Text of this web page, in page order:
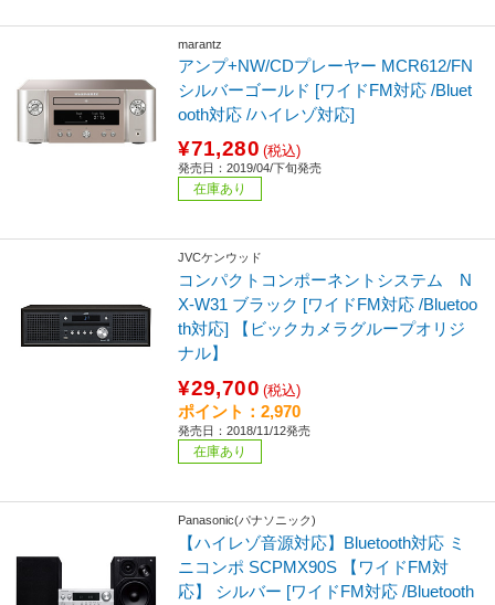
marantz
アンプ+NW/CDプレーヤー MCR612/FN
シルバーゴールド [ワイドFM対応 /Bluet
ooth対応 /ハイレゾ対応]
¥71,280 (税込)
発売日：2019/04/下旬発売
在庫あり
JVCケンウッド
コンパクトコンポーネントシステム N
X-W31 ブラック [ワイドFM対応 /Bluetoo
th対応] 【ビックカメラグループオリジ
ナル】
¥29,700 (税込)
ポイント：2,970
発売日：2018/11/12発売
在庫あり
Panasonic(パナソニック)
【ハイレゾ音源対応】Bluetooth対応 ミ
ニコンポ SCPMX90S 【ワイドFM対
応】 シルバー [ワイドFM対応 /Bluetooth